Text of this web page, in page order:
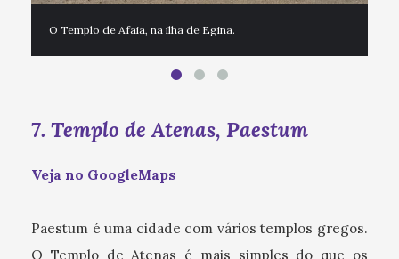
O Templo de Afaia, na ilha de Egina.
7. Templo de Atenas, Paestum
Veja no GoogleMaps
Paestum é uma cidade com vários templos gregos.
O Templo de Atenas é mais simples do que os